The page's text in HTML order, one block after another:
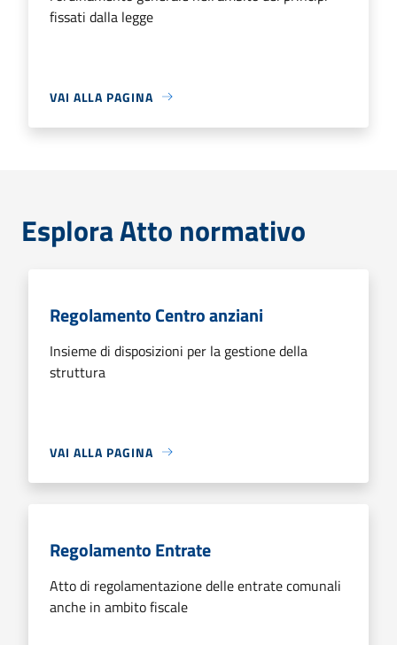
fissati dalla legge
VAI ALLA PAGINA
Esplora Atto normativo
Regolamento Centro anziani
Insieme di disposizioni per la gestione della
struttura
VAI ALLA PAGINA
Regolamento Entrate
Atto di regolamentazione delle entrate comunali
anche in ambito fiscale